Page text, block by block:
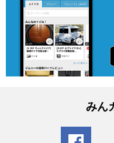
みん